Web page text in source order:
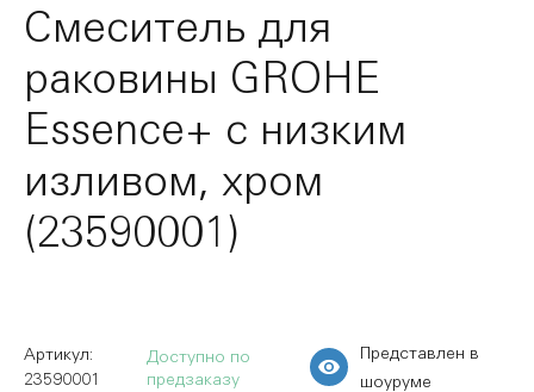
Смеситель для
раковины GROHE
Essence+ с низким
изливом, хром
(23590001)
Представлен в
шоуруме
Доступно по
предзаказу
23590001